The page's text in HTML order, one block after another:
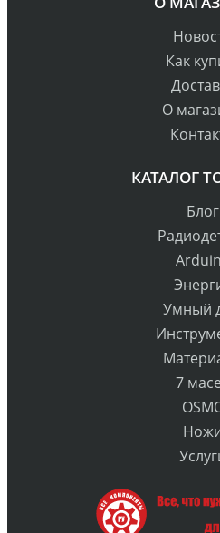
Как
О
КАТАЛОГ
Блог
Умный
7